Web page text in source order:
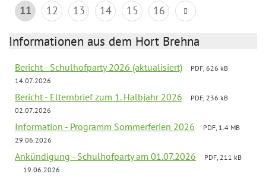
11
12 13 14 15 16
Informationen aus dem Hort Brehna
Bericht - Schulhofparty 2026 (aktualisiert)
PDF, 626 kB
14.07.2026
Bericht - Elternbrief zum 1. Halbjahr 2026
PDF, 236 kB
02.07.2026
Information - Programm Sommerferien 2026
PDF, 1.4 MB
29.06.2026
Ankündigung - Schulhofparty am 01.07.2026
PDF, 211 kB
19.06.2026